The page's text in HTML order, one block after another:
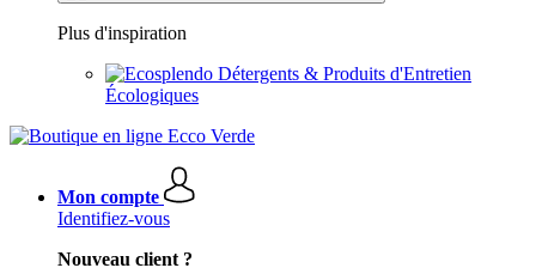
Plus d'inspiration
Détergents & Produits d'Entretien
Écologiques
Mon compte
Identifiez-vous
Nouveau client ?